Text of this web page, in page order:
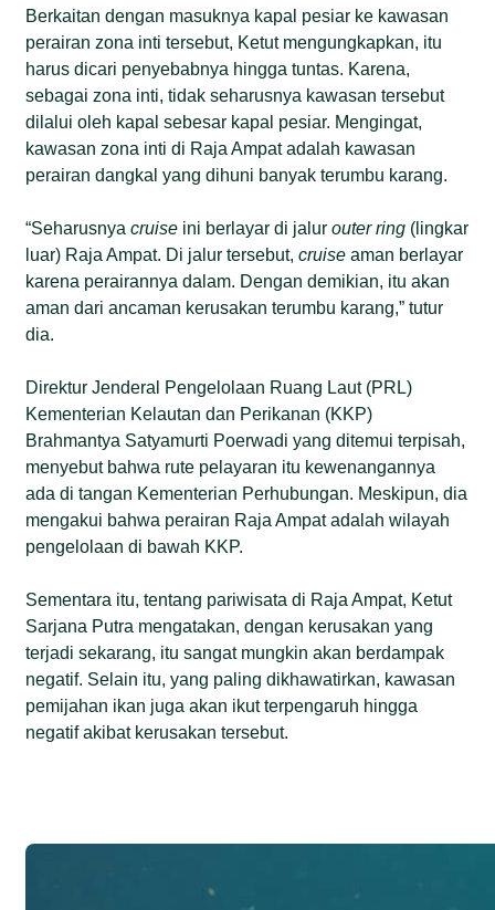
Berkaitan dengan masuknya kapal pesiar ke kawasan
perairan zona inti tersebut, Ketut mengungkapkan, itu
harus dicari penyebabnya hingga tuntas. Karena,
sebagai zona inti, tidak seharusnya kawasan tersebut
dilalui oleh kapal sebesar kapal pesiar. Mengingat,
kawasan zona inti di Raja Ampat adalah kawasan
perairan dangkal yang dihuni banyak terumbu karang.
“Seharusnyacruise ini berlayar di jalurouter ring (lingkar
luar) Raja Ampat. Di jalur tersebut,cruise aman berlayar
karena perairannya dalam. Dengan demikian, itu akan
aman dari ancaman kerusakan terumbu karang,” tutur
dia.
Direktur Jenderal Pengelolaan Ruang Laut (PRL)
Kementerian Kelautan dan Perikanan (KKP)
Brahmantya Satyamurti Poerwadi yang ditemui terpisah,
menyebut bahwa rute pelayaran itu kewenangannya
ada di tangan Kementerian Perhubungan. Meskipun, dia
mengakui bahwa perairan Raja Ampat adalah wilayah
pengelolaan di bawah KKP.
Sementara itu, tentang pariwisata di Raja Ampat, Ketut
Sarjana Putra mengatakan, dengan kerusakan yang
terjadi sekarang, itu sangat mungkin akan berdampak
negatif. Selain itu, yang paling dikhawatirkan, kawasan
pemijahan ikan juga akan ikut terpengaruh hingga
negatif akibat kerusakan tersebut.